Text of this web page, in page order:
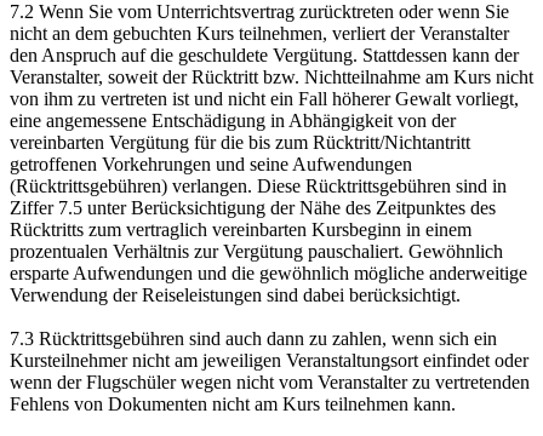
7.2 Wenn Sie vom Unterrichtsvertrag zurücktreten oder wenn Sie
nicht an dem gebuchten Kurs teilnehmen, verliert der Veranstalter
den Anspruch auf die geschuldete Vergütung. Stattdessen kann der
Veranstalter, soweit der Rücktritt bzw. Nichtteilnahme am Kurs nicht
von ihm zu vertreten ist und nicht ein Fall höherer Gewalt vorliegt,
eine angemessene Entschädigung in Abhängigkeit von der
vereinbarten Vergütung für die bis zum Rücktritt/Nichtantritt
getroffenen Vorkehrungen und seine Aufwendungen
(Rücktrittsgebühren) verlangen. Diese Rücktrittsgebühren sind in
Ziffer 7.5 unter Berücksichtigung der Nähe des Zeitpunktes des
Rücktritts zum vertraglich vereinbarten Kursbeginn in einem
prozentualen Verhältnis zur Vergütung pauschaliert. Gewöhnlich
ersparte Aufwendungen und die gewöhnlich mögliche anderweitige
Verwendung der Reiseleistungen sind dabei berücksichtigt.
7.3 Rücktrittsgebühren sind auch dann zu zahlen, wenn sich ein
Kursteilnehmer nicht am jeweiligen Veranstaltungsort einfindet oder
wenn der Flugschüler wegen nicht vom Veranstalter zu vertretenden
Fehlens von Dokumenten nicht am Kurs teilnehmen kann.